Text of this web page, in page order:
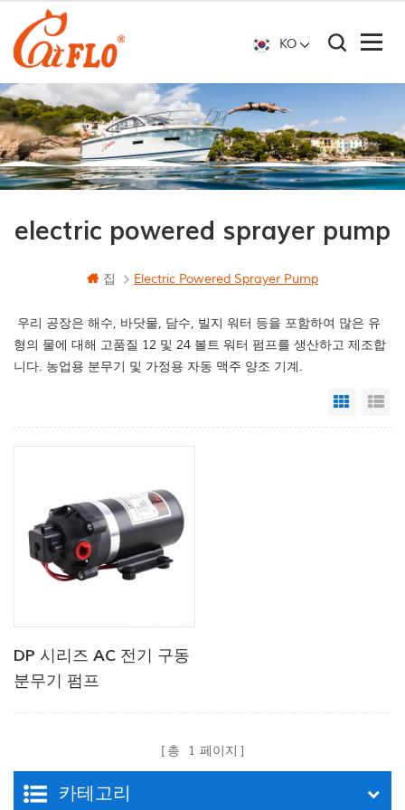
KO
electric powered sprayer pump
집 Electric Powered Sprayer Pump
우리 공장은 해수, 바닷물, 담수, 빌지 워터 등을 포함하여 많은 유
형의 물에 대해 고품질 12 및 24 볼트 워터 펌프를 생산하고 제조합
니다. 농업용 분무기 및 가정용 자동 맥주 양조 기계.
Grid
DP 시리즈 AC 전기 구동
분무기 펌프
총 1 페이지
카테고리